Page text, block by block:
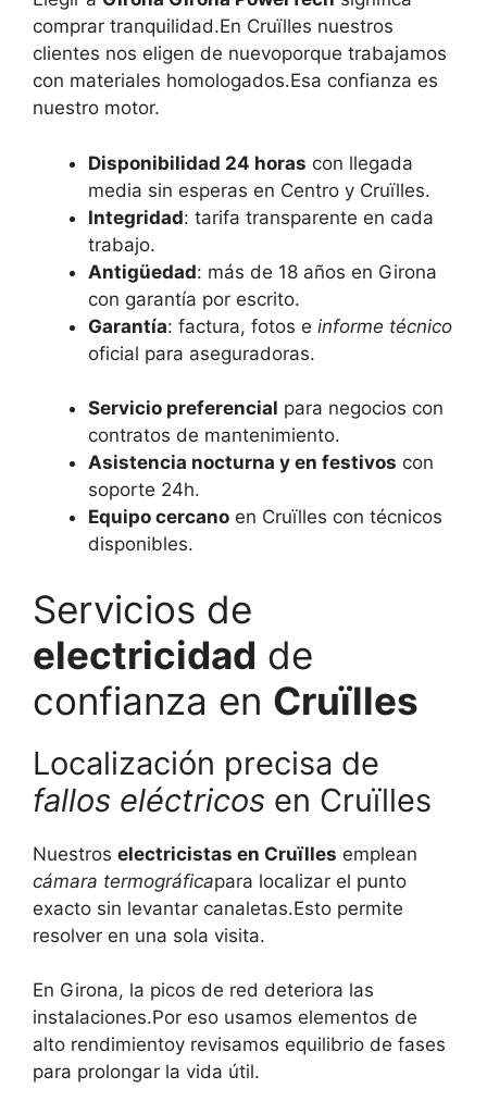
comprar tranquilidad.En Cruïlles nuestros
clientes nos eligen de nuevoporque trabajamos
con materiales homologados.Esa confianza es
nuestro motor.
Disponibilidad 24 horas con llegada
media sin esperas en Centro y Cruïlles.
Integridad: tarifa transparente en cada
trabajo.
Antigüedad: más de 18 años en Girona
con garantía por escrito.
Garantía: factura, fotos e informe técnico
oficial para aseguradoras.
Servicio preferencial para negocios con
contratos de mantenimiento.
Asistencia nocturna y en festivos con
soporte 24h.
Equipo cercano en Cruïlles con técnicos
disponibles.
Servicios de
electricidad de
confianza en Cruïlles
Localización precisa de
fallos eléctricos en Cruïlles
Nuestros electricistas en Cruïlles emplean
cámara termográficapara localizar el punto
exacto sin levantar canaletas.Esto permite
resolver en una sola visita.
En Girona, la picos de red deteriora las
instalaciones.Por eso usamos elementos de
alto rendimientoy revisamos equilibrio de fases
para prolongar la vida útil.